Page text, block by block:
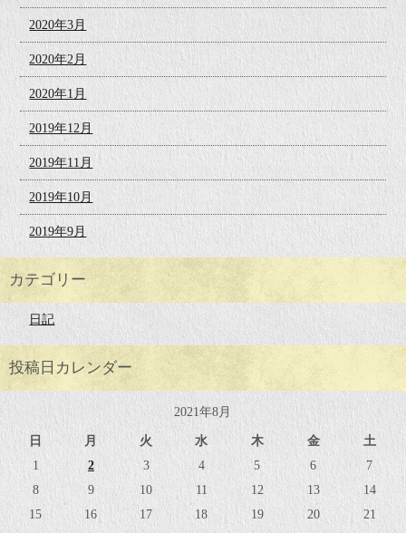
2020年3月
2020年2月
2020年1月
2019年12月
2019年11月
2019年10月
2019年9月
カテゴリー
日記
投稿日カレンダー
2021年8月
日 月 火 水 木 金
土
1
2 3 4 5 6
7
8
9 10 11 12 13
14
15
16 17 18 19 20
21